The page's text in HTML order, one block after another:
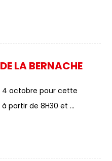
LA BERNACHE
4 octobre pour cette
partir de 8H30 et ...